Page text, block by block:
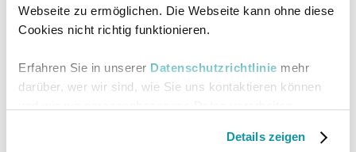
Webseite zu ermöglichen. Die Webseite kann ohne diese
Cookies nicht richtig funktionieren.
Erfahren Sie in unserer Datenschutzrichtlinie mehr
darüber, wer wir sind, wie Sie uns kontaktieren können
Details zeigen